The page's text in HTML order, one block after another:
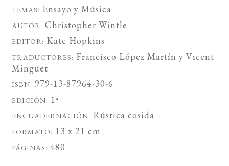
TEMAS: Ensayo y Música
AUTOR: Christopher Wintle
EDITOR: Kate Hopkins
TRADUCTORES: Francisco López Martín y Vicent
Minguet
ISBN: 979-13-87964-30-6
EDICIÓN: 1ª
ENCUADERNACIÓN: Rústica cosida
FORMATO: 13 x 21 cm
PÁGINAS: 480